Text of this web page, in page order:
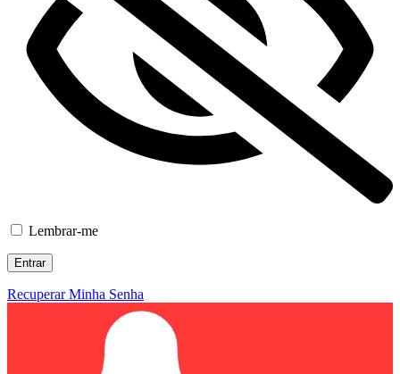
Lembrar-me
Recuperar Minha Senha